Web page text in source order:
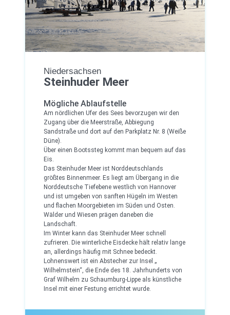
Niedersachsen
Steinhuder Meer
Mögliche Ablaufstelle
Am nördlichen Ufer des Sees bevorzugen wir den
Zugang über die Meerstraße, Abbiegung
Sandstraße und dort auf den Parkplatz Nr. 8 (Weiße
Düne).
Über einen Bootssteg kommt man bequem auf das
Eis.
Das Steinhuder Meer ist Norddeutschlands
größtes Binnenmeer. Es liegt am Übergang in die
Norddeutsche Tiefebene westlich von Hannover
und ist umgeben von sanften Hügeln im Westen
und flachen Moorgebieten im Süden und Osten.
Wälder und Wiesen prägen daneben die
Landschaft.
Im Winter kann das Steinhuder Meer schnell
zufrieren. Die winterliche Eisdecke hält relativ lange
an, allerdings häufig mit Schnee bedeckt.
Lohnenswert ist ein Abstecher zur Insel „
Wilhelmstein“, die Ende des 18. Jahrhunderts von
Graf Wilhelm zu Schaumburg-Lippe als künstliche
Insel mit einer Festung errichtet wurde.